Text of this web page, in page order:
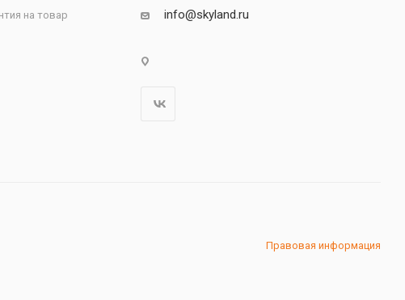
на товар
info@skyland.ru
Правовая информация